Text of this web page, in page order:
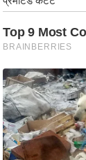
त
ऑ
टो
व
र्ल्ड
न्यू
ज
ब्री